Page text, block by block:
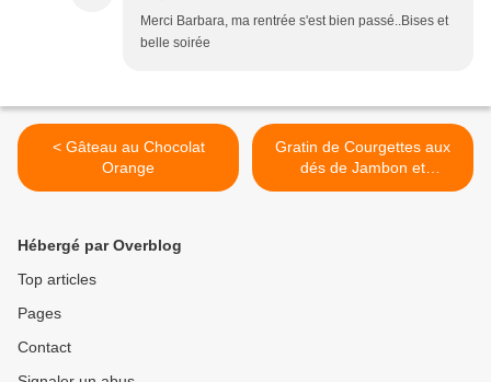
Merci Barbara, ma rentrée s'est bien passé..Bises et
belle soirée
< Gâteau au Chocolat
Orange
Gratin de Courgettes aux
dés de Jambon et
Moutarde >
Hébergé par Overblog
Top articles
Pages
Contact